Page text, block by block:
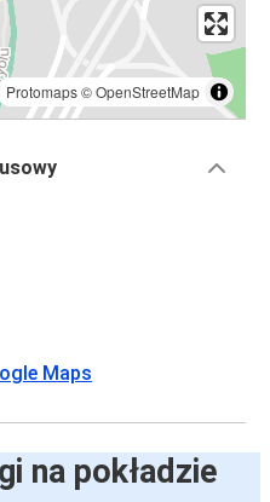
Protomaps©OpenStreetMap
Maps
na pokładzie